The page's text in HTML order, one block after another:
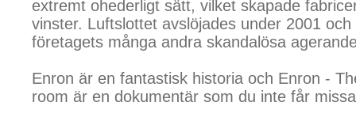
extremt ohederligt sätt, vilket skapade
vinster. Luftslottet avslöjades under 2001
företagets många andra skandalösa
Enron är en fantastisk historia och Enron -
room är en dokumentär som du inte får